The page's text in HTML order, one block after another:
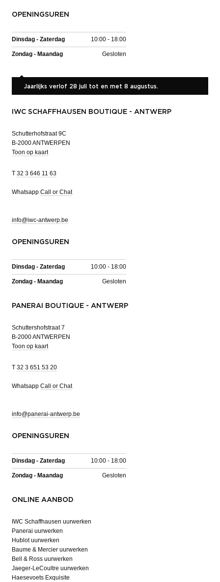
OPENINGSUREN
Dinsdag - Zaterdag 10:00 - 18:00
Zondag - Maandag Gesloten
Jaarlijks verlof 28 juli tot en met 8 augustus.
IWC SCHAFFHAUSEN BOUTIQUE - ANTWERP
Schutterhofstraat 9C
B-2000 ANTWERPEN
Toon op kaart
T 32 3 646 11 63
Whatsapp Call or Chat
info@iwc-antwerp.be
OPENINGSUREN
Dinsdag - Zaterdag 10:00 - 18:00
Zondag - Maandag Gesloten
PANERAI BOUTIQUE - ANTWERP
Schuttershofstraat 7
B-2000 ANTWERPEN
Toon op kaart
T 32 3 651 53 20
Whatsapp Call or Chat
info@panerai-antwerp.be
OPENINGSUREN
Dinsdag - Zaterdag 10:00 - 18:00
Zondag - Maandag Gesloten
ONLINE AANBOD
IWC Schaffhausen uurwerken
Panerai uurwerken
Hublot uurwerken
Baume & Mercier uurwerken
Bell & Ross uurwerken
Jaeger-LeCoultre uurwerken
Haesevoets Exquisite